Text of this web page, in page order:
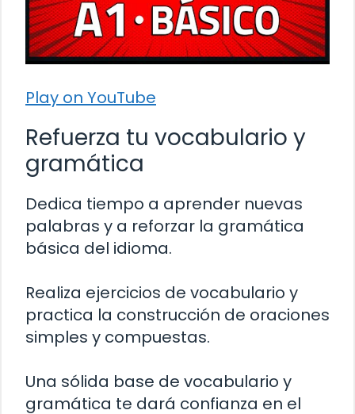
Play on YouTube
Refuerza tu vocabulario y
gramática
Dedica tiempo a aprender nuevas
palabras y a reforzar la gramática
básica del idioma.
Realiza ejercicios de vocabulario y
practica la construcción de oraciones
simples y compuestas.
Una sólida base de vocabulario y
gramática te dará confianza en el